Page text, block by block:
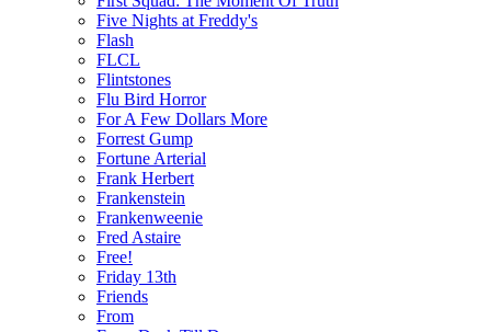
Five Nights at Freddy's
Flash
FLCL
Flintstones
Flu Bird Horror
For A Few Dollars More
Forrest Gump
Fortune Arterial
Frank Herbert
Frankenstein
Frankenweenie
Fred Astaire
Free!
Friday 13th
Friends
From